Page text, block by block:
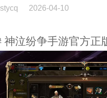
2026-04-10
神泣纷争手游官方正